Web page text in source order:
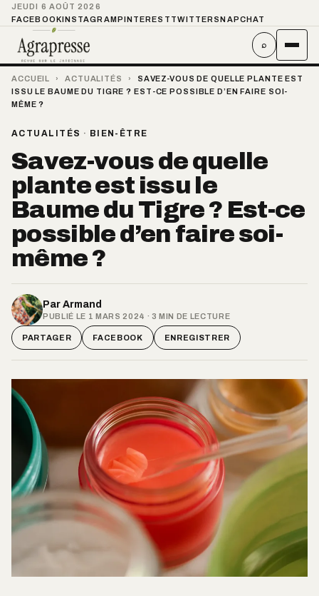
JEUDI 6 AOÛT 2026
FACEBOOKINSTAGRAMPINTEREST TWITTER SNAPCHAT
⌕
ACCUEIL › ACTUALITÉS ›
SAVEZ-VOUS DE QUELLE PLANTE EST
ISSU LE BAUME DU TIGRE ? EST-CE POSSIBLE D’EN FAIRE SOI-
MÊME ?
ACTUALITÉS · BIEN-ÊTRE
Savez-vous de quelle
plante est issu le
Baume du Tigre ? Est-ce
possible d’en faire soi-
même ?
Par Armand
PUBLIÉ LE 1 MARS 2024 · 3 MIN DE LECTURE
PARTAGER FACEBOOK ENREGISTRER